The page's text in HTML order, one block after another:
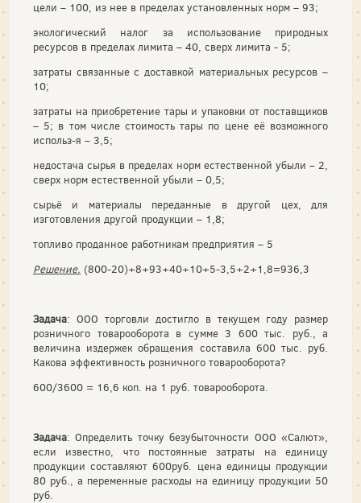
цели – 100, из нее в пределах установленных норм – 93;
экологический налог за использование природных
ресурсов в пределах лимита – 40, сверх лимита - 5;
затраты связанные с доставкой материальных ресурсов –
10;
затраты на приобретение тары и упаковки от поставщиков
– 5; в том числе стоимость тары по цене её возможного
использ-я – 3,5;
недостача сырья в пределах норм естественной убыли – 2,
сверх норм естественной убыли – 0,5;
сырьё и материалы переданные в другой цех, для
изготовления другой продукции – 1,8;
топливо проданное работникам предприятия – 5
Решение. (800-20)+8+93+40+10+5-3,5+2+1,8=936,3
Задача: ООО торговли достигло в текущем году размер
розничного товарооборота в сумме 3 600 тыс. руб., а
величина издержек обращения составила 600 тыс. руб.
Какова эффективность розничного товарооборота?
600/3600 = 16,6 коп. на 1 руб. товарооборота.
Задача: Определить точку безубыточности ООО «Салют»,
если известно, что постоянные затраты на единицу
продукции составляют 600руб. цена единицы продукции
80 руб., а переменные расходы на единицу продукции 50
руб.